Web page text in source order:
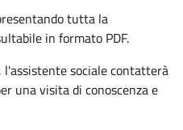
tutta la
in formato PDF.
sociale contatterà
una visita di conoscenza e